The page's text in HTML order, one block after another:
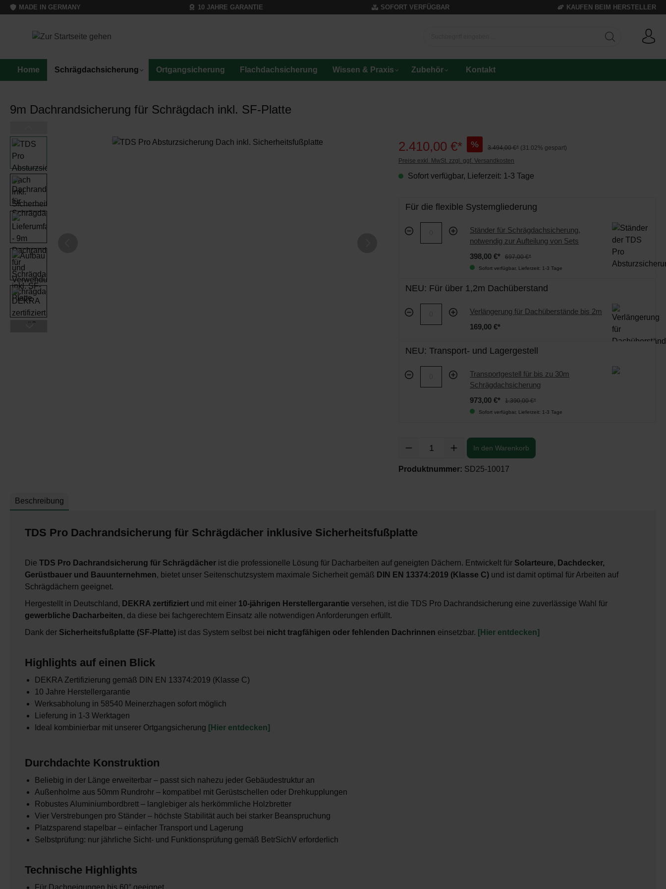
MADE IN GERMANY 10 JAHRE GARANTIE SOFORT VERFÜGBAR KAUFEN BEIM HERSTELLER
Home Schrägdachsicherung Ortgangsicherung Flachdachsicherung Wissen & Praxis Zubehör Kontakt
9m Dachrandsicherung für Schrägdach inkl. SF-Platte
2.410,00 €* % 3.494,00 €* (31.02% gespart)
Preise exkl. MwSt. zzgl. ggf. Versandkosten
Sofort verfügbar, Lieferzeit: 1-3 Tage
Für die flexible Systemgliederung
Ständer für Schrägdachsicherung,
notwendig zur Aufteilung von Sets
398,00 €*
697,00 €*
Sofort verfügbar, Lieferzeit: 1-3 Tage
NEU: Für über 1,2m Dachüberstand
Verlängerung für Dachüberstände bis 2m
169,00 €*
NEU: Transport- und Lagergestell
Transportgestell für bis zu 30m
Schrägdachsicherung
973,00 €*
1.390,00 €*
Sofort verfügbar, Lieferzeit: 1-3 Tage
In den Warenkorb
Produktnummer: SD25-10017
Beschreibung
TDS Pro Dachrandsicherung für Schrägdächer inklusive Sicherheitsfußplatte
Die TDS Pro Dachrandsicherung für Schrägdächer ist die professionelle Lösung für Dacharbeiten auf geneigten Dächern. Entwickelt für Solarteure, Dachdecker,
Gerüstbauer und Bauunternehmen, bietet unser Seitenschutzsystem maximale Sicherheit gemäß DIN EN 13374:2019 (Klasse C) und ist damit optimal für Arbeiten auf
Schrägdächern geeignet.
Hergestellt in Deutschland, DEKRA zertifiziert und mit einer 10-jährigen Herstellergarantie versehen, ist die TDS Pro Dachrandsicherung eine zuverlässige Wahl für
gewerbliche Dacharbeiten, da diese bei fachgerechtem Einsatz alle notwendigen Anforderungen erfüllt.
Dank der Sicherheitsfußplatte (SF-Platte) ist das System selbst bei nicht tragfähigen oder fehlenden Dachrinnen einsetzbar. [Hier entdecken]
Highlights auf einen Blick
DEKRA Zertifizierung gemäß DIN EN 13374:2019 (Klasse C)
10 Jahre Herstellergarantie
Werksabholung in 58540 Meinerzhagen sofort möglich
Lieferung in 1-3 Werktagen
Ideal kombinierbar mit unserer Ortgangsicherung [Hier entdecken]
Durchdachte Konstruktion
Beliebig in der Länge erweiterbar – passt sich nahezu jeder Gebäudestruktur an
Außenholme aus 50mm Rundrohr – kompatibel mit Gerüstschellen oder Drehkupplungen
Robustes Aluminiumbordbrett – langlebiger als herkömmliche Holzbretter
Vier Verstrebungen pro Ständer – höchste Stabilität auch bei starker Beanspruchung
Platzsparend stapelbar – einfacher Transport und Lagerung
Selbstprüfung: nur jährliche Sicht- und Funktionsprüfung gemäß BetrSichV erforderlich
Technische Highlights
Für Dachneigungen bis 60° geeignet